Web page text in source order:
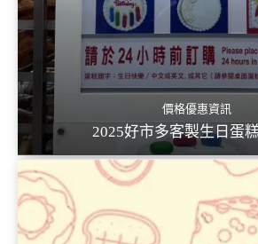
價格優惠資訊
2025好市多客製生日蛋